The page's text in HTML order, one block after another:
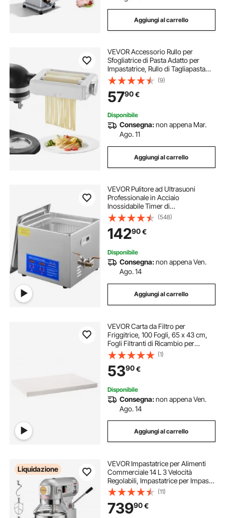
Aggiungi al carrello
VEVOR Accessorio Rullo per
Sfogliatrice di Pasta Adatto per
Impastatrice, Rullo di Tagliapasta
Acciaio Inox 3-in-1 Compatibile per
Robot da Cucina Commerciale
Spessore Regolabile 8 Livelli
(9)
5790€
Disponibile
Consegna:non appena Mar.
Ago. 11
Aggiungi al carrello
VEVOR Pulitore ad Ultrasuoni
Professionale in Acciaio
Inossidabile Timer di
Riscaldamento Digitale Pulizia di
Gioielli per Uso Domestico
Personale Commerciale 15L
(548)
14290€
Disponibile
Consegna:non appena Ven.
Ago. 14
Aggiungi al carrello
VEVOR Carta da Filtro per
Friggitrice, 100 Fogli, 65 x 43 cm,
Fogli Filtranti di Ricambio per
Friggitrice, Filtro per Macchina
Filtrante per Friggitrice
Commerciale 55 Litri, Ristorante,
Fast Food
(1)
5390€
Disponibile
Consegna:non appena Ven.
Ago. 14
Aggiungi al carrello
Liquidazione
VEVOR Impastatrice per Alimenti
Commerciale 14 L 3 Velocità
Regolabili, Impastatrice per Impasto
da 550 W con Ciotola in Acciaio
Inox e Accessori per Mescolare,
Ideale per Ristoranti, Panetterie
(11)
73990€